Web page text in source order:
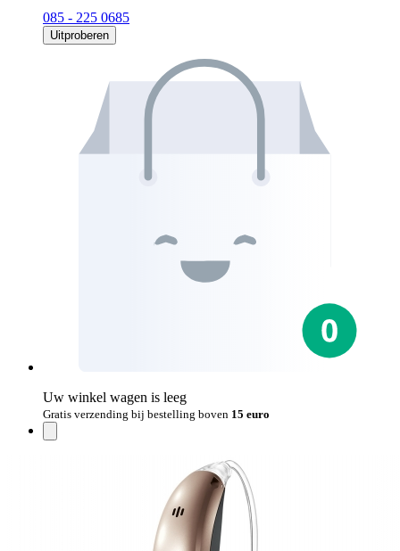
085 - 225 0685
Uitproberen
Uw winkel wagen is leeg
Gratis verzending bij bestelling boven 15 euro